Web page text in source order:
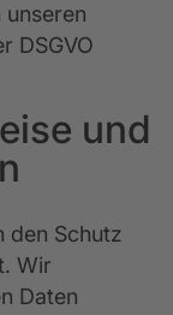
DSGVO
und
den Schutz
Wir
Daten